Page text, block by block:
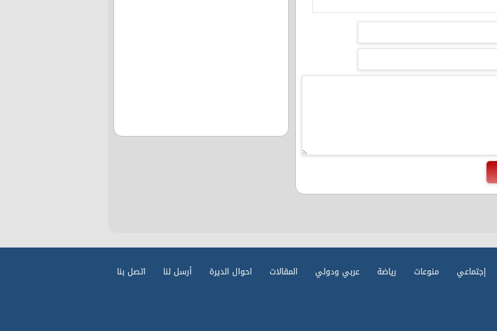
إجتماعي منوعات رياضة عربي ودولي المقالات احوال الديرة أرسل لنا اتصل بنا